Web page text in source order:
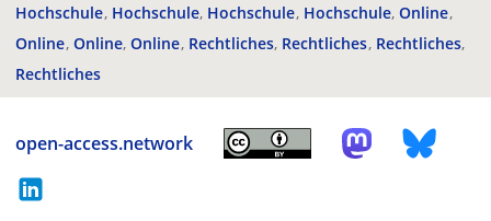
Hochschule Hochschule Hochschule Hochschule Online
Online Online Online Rechtliches Rechtliches Rechtliches
Rechtliches
open-access.network